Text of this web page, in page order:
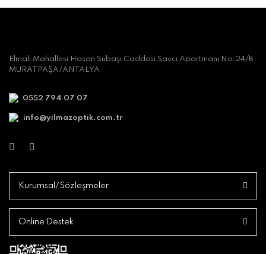
Elmalı Mahallesi Hasan Subaşı Caddesi Savcı Apartmanı No:24/B
MURATPAŞA/ANTALYA
0552 794 07 07
info@yilmazoptik.com.tr
Kurumsal/Sözleşmeler
Online Destek